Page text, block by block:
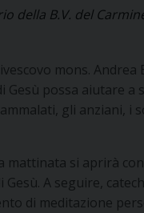
della B.V. del
mons.
possa aiutare a
gli anziani, i
mattinata si aprirà
A seguire,
di meditazione